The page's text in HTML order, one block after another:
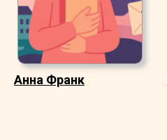
Анна Франк